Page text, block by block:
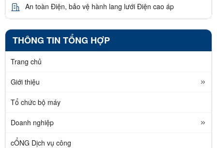
An toàn Điện, bảo vệ hành lang lưới Điện cao áp
THÔNG TIN TỔNG HỢP
Trang chủ
Giới thiệu
Tổ chức bộ máy
Doanh nghiệp
cỔNG Dịch vụ công